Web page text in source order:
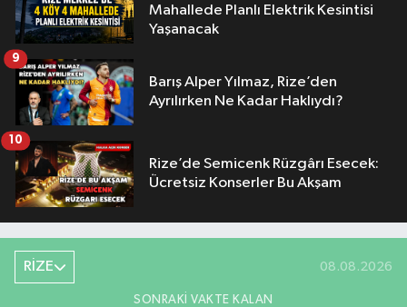
Mahallede Planlı Elektrik Kesintisi
Yaşanacak
Barış Alper Yılmaz, Rize’den
Ayrılırken Ne Kadar Haklıydı?
9
Rize’de Semicenk Rüzgârı Esecek:
Ücretsiz Konserler Bu Akşam
10
RİZE 08.08.2026
SONRAKI VAKTE KALAN